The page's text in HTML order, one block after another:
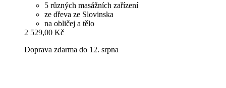
5 různých masážních zařízení
ze dřeva ze Slovinska
na obličej a tělo
2 529,00 Kč
Doprava zdarma do 12. srpna